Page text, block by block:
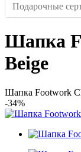
Подарочные
Шапка
Beige
Шапка Footwork
-34%